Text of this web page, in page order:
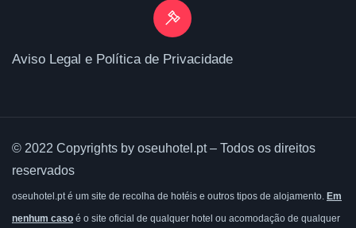
Aviso Legal e Política de Privacidade
© 2022 Copyrights by oseuhotel.pt – Todos os direitos
reservados
oseuhotel.pt é um site de recolha de hotéis e outros tipos de alojamento. Em
nenhum caso é o site oficial de qualquer hotel ou acomodação de qualquer